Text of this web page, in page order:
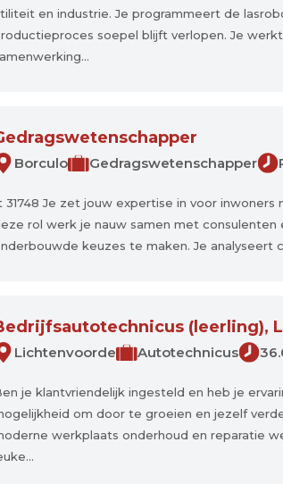
en industrie. Je programmeert de
soepel blijft verlopen. Je
Borculo Gedragswetenschapper
31748 Je zet jouw expertise in voor
rol werk je nauw samen met
keuzes te maken. Je analyseert
(leerling),
Lichtenvoorde Autotechnicus
je klantvriendelijk ingesteld en heb je
om door te groeien en jezelf
werkplaats onderhoud en reparatie